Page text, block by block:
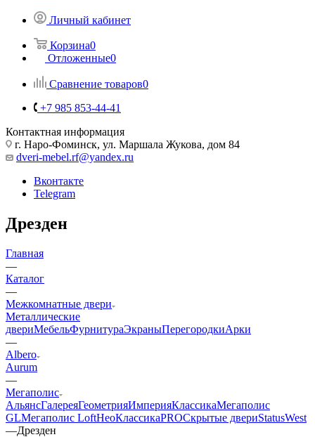
Личный кабинет
Корзина0
Отложенные0
Сравнение товаров0
+7 985 853-44-41
Контактная информация
г. Наро-Фоминск, ул. Маршала Жукова, дом 84
dveri-mebel.rf@yandex.ru
Вконтакте
Telegram
Дрезден
Главная
—
Каталог
—
Межкомнатные двери
Металлические
двериМебельФурнитураЭкраныПерегородкиАрки
—
Albero
Aurum
—
Мегаполис
АльянсГалереяГеометрияИмперияКлассикаМегаполис
GLМегаполис LoftНеоКлассикаPROСкрытые двериStatusWest
—Дрезден